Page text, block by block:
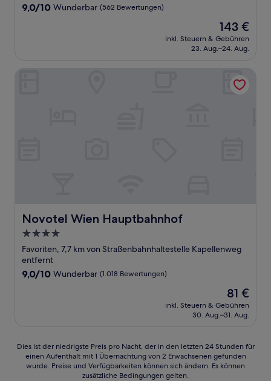
9.0
9,0/10 Wunderbar (562 Bewertungen)
Der
Preis
beträgt
143 €
inkl. Steuern & Gebühren
23. Aug.–24. Aug.
Novotel Wien Hauptbahnhof
Novotel Wien Hauptbahnhof
4.0-
Sterne-
Unterkunft
Favoriten, 7,7 km von Straßenbahnhaltestelle Kapellenweg
entfernt
9.0
9,0/10 Wunderbar (1.018 Bewertungen)
Der
Preis
beträgt
81 €
inkl. Steuern & Gebühren
30. Aug.–31. Aug.
Dies
der
Dies ist der niedrigste Preis pro Nacht, der in den letzten 24 Stunden für
einen Aufenthalt mit 1 Übernachtung von 2 Erwachsenen gefunden
wurde. Preise und Verfügbarkeiten können sich ändern. Es können
zusätzliche Bedingungen gelten.